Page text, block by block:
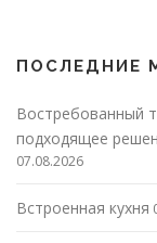
ПОСЛЕДНИЕ
Востребованный
подходящее
07.08.2026
Встроенная кухня